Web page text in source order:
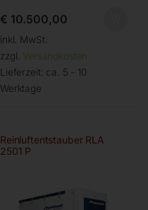
€ 10.500,00
inkl. MwSt.
zzgl. Versandkosten
Lieferzeit: ca. 5 - 10
Werktage
Reinluftentstauber RLA
2501 P